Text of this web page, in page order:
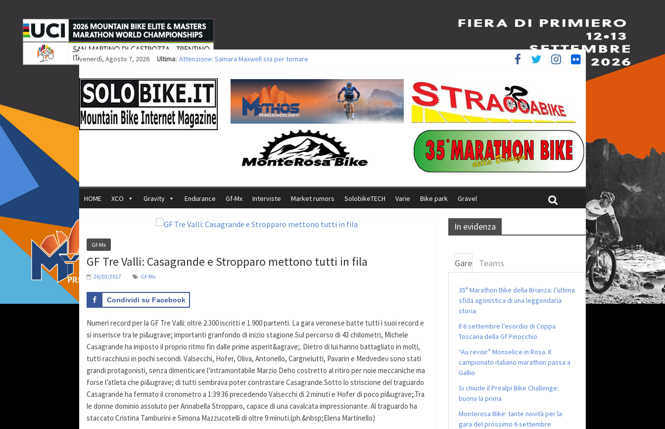
venerdì, Agosto 7, 2026 Ultima: Attenzione: Samara Maxwell sta per tornare
Europei XCO: vittorie per Ghibaudo, Grossmann e Gallis. Signorelli 5^ la migliore tra gli italiani
35ª Marathon Bike della Brianza: l’ultima sfida agonistica di una leggendaria storia
Europei MTB: il Team Relay firma il secondo argento azzurro a Monteceneri
HOME XCO Gravity Endurance Gf-Mx Interviste Market rumors SolobikeTECH Varie Bike park Gravel
Gf-Mx
GF Tre Valli: Casagrande e Stropparo mettono tutti in fila
26/03/2017 Gf-Mx
Condividi su Facebook
Numeri record per la GF Tre Valli: oltre 2.300 iscritti e 1.900 partenti. La gara veronese batte tutti i suoi record e
si inserisce tra le pi&ugrave; importanti granfondo di inizio stagione.Sul percorso di 43 chilometri, Michele
Casagrande ha imposto il proprio ritmo fin dalle prime asperit&agrave;. Dietro di lui hanno battagliato in molti,
tutti racchiusi in pochi secondi. Valsecchi, Hofer, Oliva, Antonello, Cargnelutti, Pavarin e Medvedev sono stati
grandi protagonisti, senza dimenticare l’intramontabile Marzio Deho costretto al ritiro per noie meccaniche ma
forse l’atleta che pi&ugrave; di tutti sembrava poter contrastare Casagrande.Sotto lo striscione del traguardo
Casagrande ha fermato il cronometro a 1:39:36 precedendo Valsecchi di 2 minuti e Hofer di poco pi&ugrave;.Tra
le donne dominio assoluto per Annabella Stropparo, capace di una cavalcata impressionante. Al traguardo ha
staccato Cristina Tamburini e Simona Mazzucotelli di oltre 9 minuti.(ph.&nbsp;Elena Martinello)
In evidenza
Gare Teams
35ª Marathon Bike della Brianza: l’ultima
sfida agonistica di una leggendaria
storia
Il 6 settembre l’esordio di Coppa
Toscana della Gf Pinocchio
“Au revoir” Monselice in Rosa. Il
campionato italiano marathon passa a
Gallio
Si chiude il Prealpi Bike Challenge:
buona la prima
Monterosa Bike: tante novità per la
gara del prossimo 6 settembre